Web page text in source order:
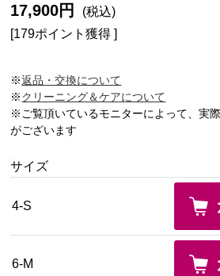
17,900円
(税込)
[179ポイント獲得 ]
※返品・交換について
※クリーニング＆ケアについて
※ご覧頂いているモニターによって、実
がございます
サイズ
4-S
6-M